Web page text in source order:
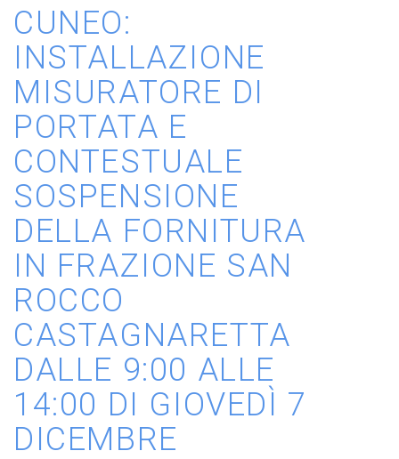
CUNEO:
INSTALLAZIONE
MISURATORE DI
PORTATA E
CONTESTUALE
SOSPENSIONE
DELLA FORNITURA
IN FRAZIONE SAN
ROCCO
CASTAGNARETTA
DALLE 9:00 ALLE
14:00 DI GIOVEDÌ 7
DICEMBRE